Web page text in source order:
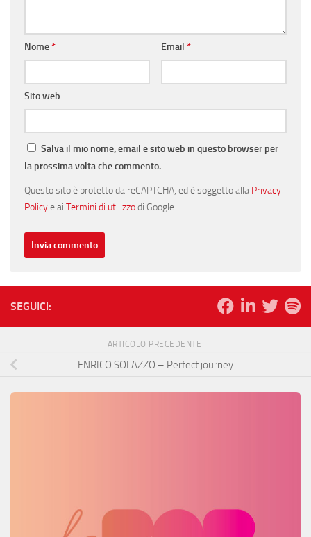
Nome* Email *
Sito web
Salva il mio nome, email e sito web in questo browser per
la prossima volta che commento.
Questo sito è protetto da reCAPTCHA, ed è soggetto alla Privacy
Policye ai Termini di utilizzodi Google.
SEGUICI:
ARTICOLO PRECEDENTE
ENRICO SOLAZZO – Perfect journey